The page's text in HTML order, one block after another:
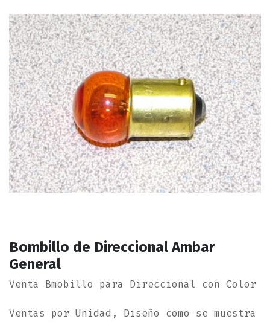
Bombillo de Direccional Ambar
General
Venta Bmobillo para Direccional con Color
Ventas por Unidad, Diseño como se muestra